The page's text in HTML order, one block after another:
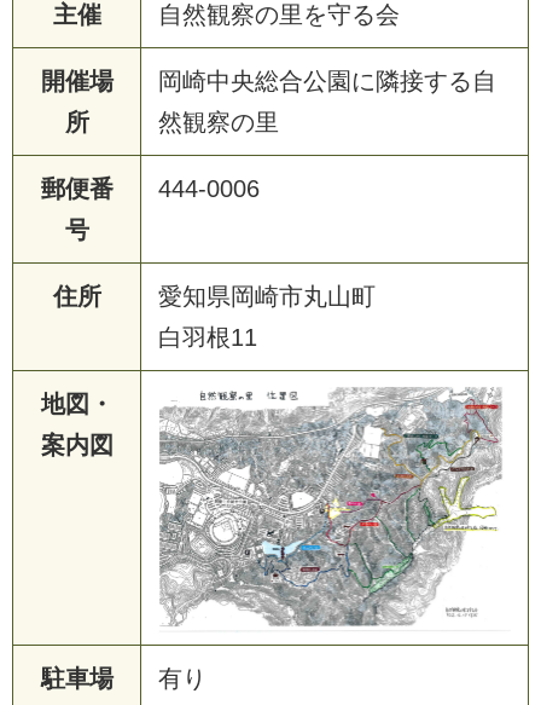
主催 自然観察の里を守る会
開催場
所
岡崎中央総合公園に隣接する自
然観察の里
郵便番
号
444-0006
住所
愛知県岡崎市丸山町
白羽根11
地図・
案内図
駐車場
有り